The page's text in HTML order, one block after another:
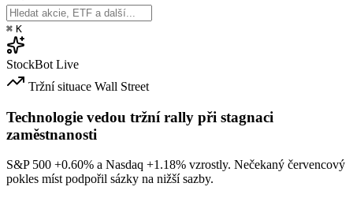
⌘ K
StockBot Live
Tržní situace Wall Street
Technologie vedou tržní rally při stagnaci
zaměstnanosti
S&P 500 +0.60% a Nasdaq +1.18% vzrostly. Nečekaný červencový
pokles míst podpořil sázky na nižší sazby.